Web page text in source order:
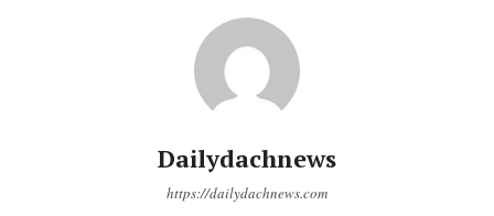
Dailydachnews
https://dailydachnews.com